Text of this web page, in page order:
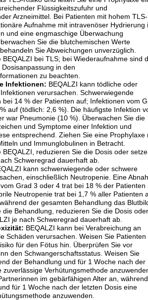
Flüssigkeitszufuhr und
Arzneimittel. Bei Patienten mit hohem TLS-
Aufnahme mit intravenöser Hydrierung
und eine engmaschige Überwachung
Sie die blutchemischen Werte
Sie Abweichungen unverzüglich.
BEQALZI bei TLS; bei Wiederaufnahme sind
in den
zu beachten.
Infektionen: BEQALZI kann tödliche oder
verursachen. Schwerwiegende
bei 14 % der Patienten auf; Infektionen vom
auf (tödlich: 2,6 %). Die häufigste Infektion
war Pneumonie (10 %). Überwachen Sie die
und Symptome einer Infektion und
entsprechend. Ziehen Sie eine Prophylaxe
und Immunglobulinen in Betracht.
BEQALZI, reduzieren Sie die Dosis oder
Schweregrad dauerhaft ab.
kann schwerwiegende oder schwere
einschließlich Neutropenie. Eine
Grad 3 oder 4 trat bei 18 % der Patienten
Neutropenie trat bei 1,7 % aller Patienten
der gesamten Behandlung das
die Behandlung, reduzieren Sie die Dosis oder
je nach Schweregrad dauerhaft ab.
BEQALZI kann bei Verabreichung an
Schäden verursachen. Weisen Sie Patienten
für den Fötus hin. Überprüfen Sie vor
den Schwangerschaftsstatus. Weisen Sie
der Behandlung und für 1 Woche nach der
zuverlässige Verhütungsmethode
im gebärfähigen Alter an, während
für 1 Woche nach der letzten Dosis eine
anzuwenden.